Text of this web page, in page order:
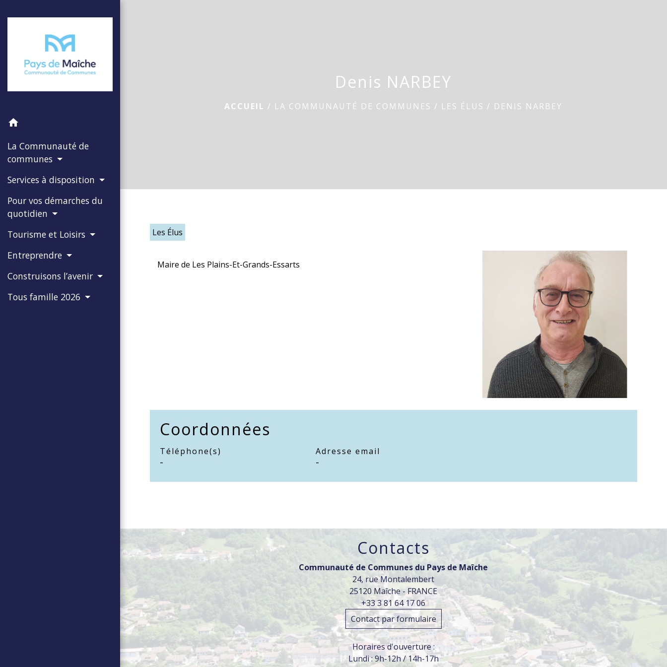
home
La Communauté de
communes
Services à disposition
Pour vos démarches du
quotidien
Tourisme et Loisirs
Entreprendre
Construisons l’avenir
Tous famille 2026
Denis NARBEY
ACCUEIL / LA COMMUNAUTÉ DE COMMUNES / LES ÉLUS / DENIS NARBEY
Les Élus
Maire de Les Plains-Et-Grands-Essarts
Coordonnées
Téléphone(s)
-
Adresse email
-
Contacts
Communauté de Communes du Pays de Maîche
24, rue Montalembert
25120 Maîche - FRANCE
+33 3 81 64 17 06
Contact par formulaire
Horaires d'ouverture :
Lundi : 9h-12h / 14h-17h